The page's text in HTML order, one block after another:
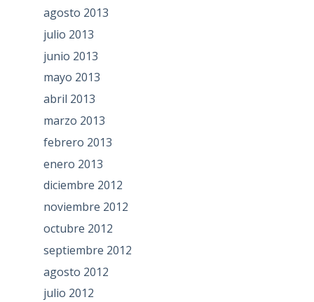
agosto 2013
julio 2013
junio 2013
mayo 2013
abril 2013
marzo 2013
febrero 2013
enero 2013
diciembre 2012
noviembre 2012
octubre 2012
septiembre 2012
agosto 2012
julio 2012